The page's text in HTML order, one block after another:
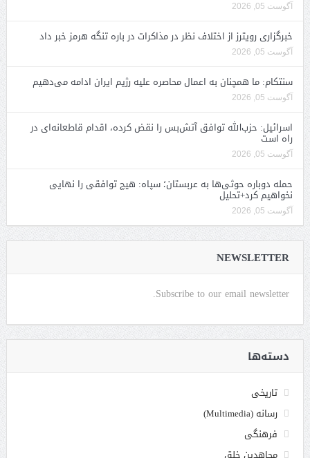
آگوست 05, 2026
خبرگزاری رویترز از اختلاف نظر در مذاکرات در باره تنگه هرمز خبر داد
آگوست 05, 2026
سنتکام: ما همچنان به اعمال محاصره علیه رژیم ایران ادامه می‌دهیم
آگوست 05, 2026
اسرائیل: حزب‌الله توافق آتش‌بس را نقض کرده، اقدام قاطعانه‌ای در
راه است
آگوست 05, 2026
حمله دوباره حوثی‌ها به عربستان؛ سپاه: هیچ توافقی را نهایی
نخواهیم کرد+تحلیل
آگوست 05, 2026
NEWSLETTER
Subscribe to our email newsletter.
دسته‌ها
تاریخی
رسانه (Multimedia)
فرهنگی